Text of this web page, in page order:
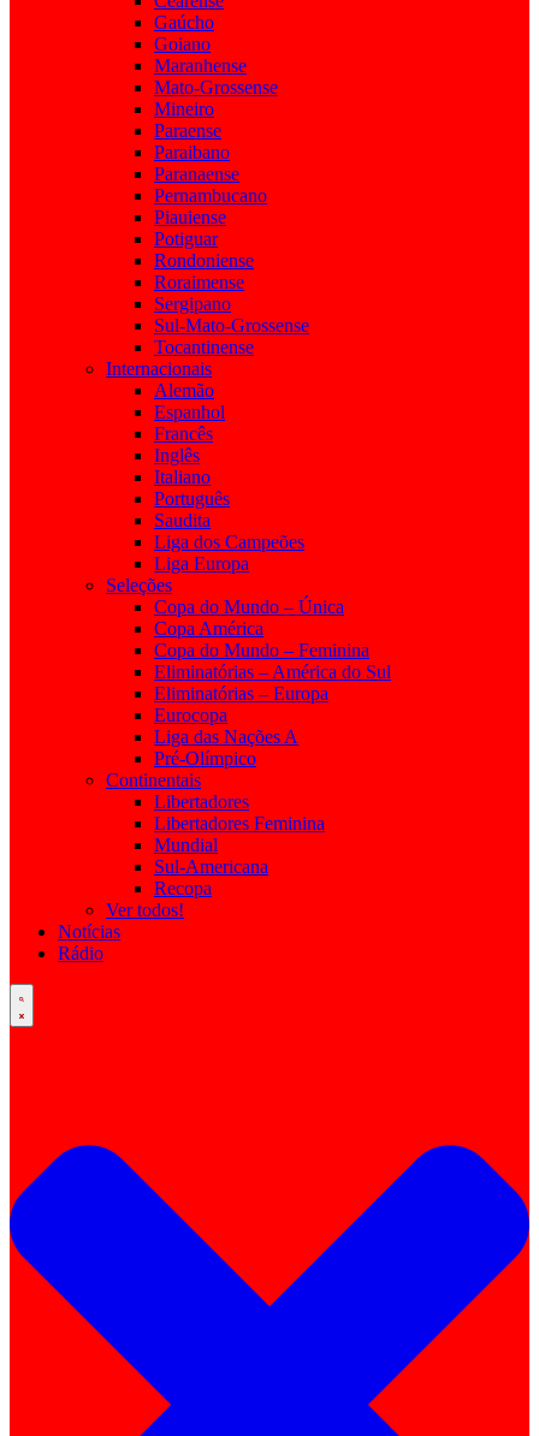
Gaúcho
Goiano
Maranhense
Mato-Grossense
Mineiro
Paraense
Paraibano
Paranaense
Pernambucano
Piauiense
Potiguar
Rondoniense
Roraimense
Sergipano
Sul-Mato-Grossense
Tocantinense
Internacionais
Alemão
Espanhol
Francês
Inglês
Italiano
Português
Saudita
Liga dos Campeões
Liga Europa
Seleções
Copa do Mundo – Única
Copa América
Copa do Mundo – Feminina
Eliminatórias – América do Sul
Eliminatórias – Europa
Eurocopa
Liga das Nações A
Pré-Olímpico
Continentais
Libertadores
Libertadores Feminina
Mundial
Sul-Americana
Recopa
Ver todos!
Notícias
Rádio